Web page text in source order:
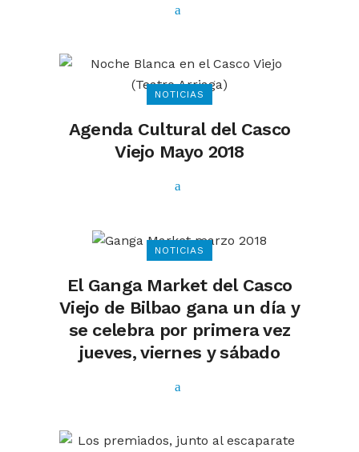
NOTICIAS
Agenda Cultural del Casco
Viejo Mayo 2018
NOTICIAS
El Ganga Market del Casco
Viejo de Bilbao gana un día y
se celebra por primera vez
jueves, viernes y sábado